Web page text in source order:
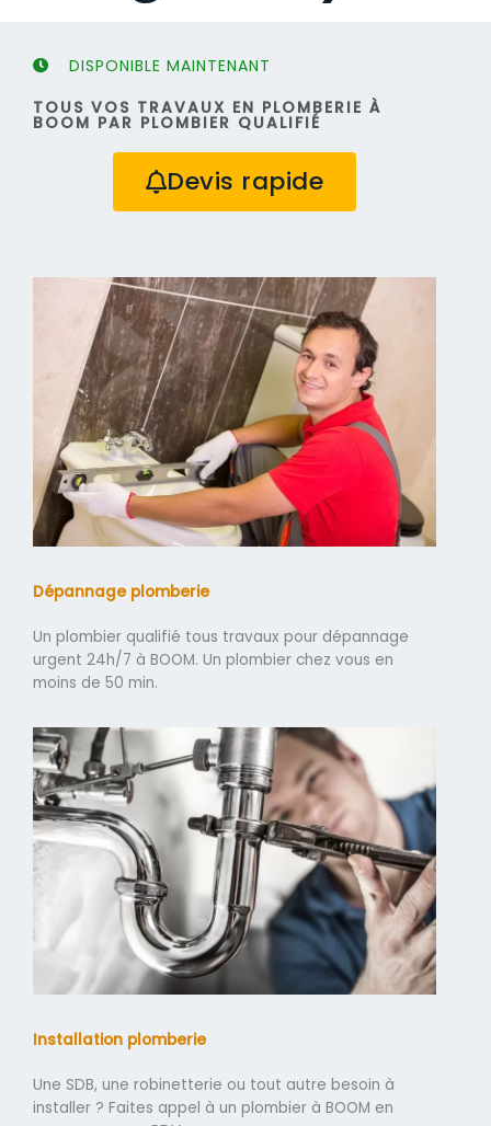
DISPONIBLE MAINTENANT
TOUS VOS TRAVAUX EN PLOMBERIE À
BOOM PAR PLOMBIER QUALIFIÉ
Devis rapide
Dépannage plomberie
Un plombier qualifié tous travaux pour dépannage
urgent 24h/7 à BOOM. Un plombier chez vous en
moins de 50 min.
Installation plomberie
Une SDB, une robinetterie ou tout autre besoin à
installer ? Faites appel à un plombier à BOOM en